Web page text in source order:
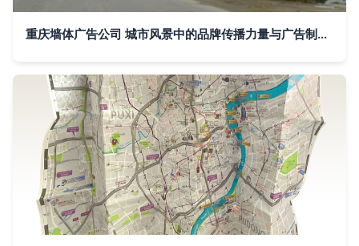
重庆墙体广告公司 城市风景中的品牌传播力量与广告制作艺术